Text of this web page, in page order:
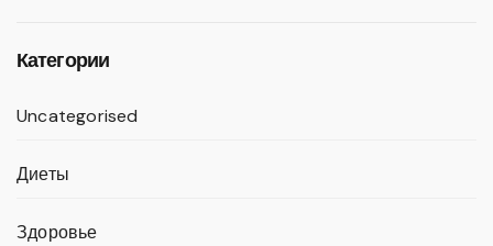
Категории
Uncategorised
Диеты
Здоровье